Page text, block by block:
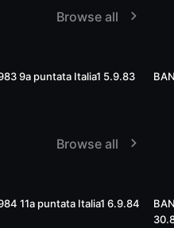
Browse all
40:25
9a puntata Italia1 5.9.83
Browse all
53:49
11a puntata Italia1 6.9.84